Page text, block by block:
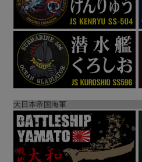
大日本帝国海軍